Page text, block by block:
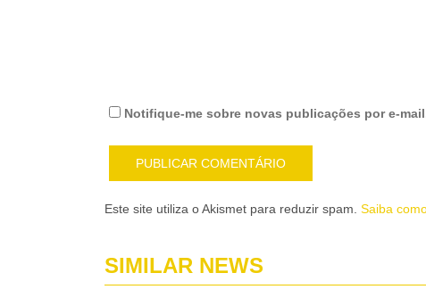
Notifique-me sobre novas publicações por e-
Este site utiliza o Akismet para reduzir spam. Saiba
SIMILAR NEWS